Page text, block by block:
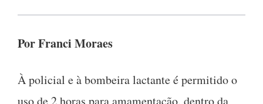
Por Franci Moraes
À policial e à bombeira lactante é permitido o
uso de 2 horas para amamentação, dentro da